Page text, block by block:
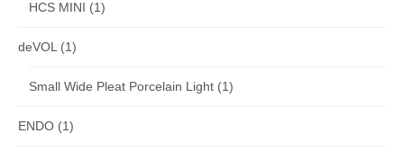
HCS MINI (1)
deVOL (1)
Small Wide Pleat Porcelain Light (1)
ENDO (1)